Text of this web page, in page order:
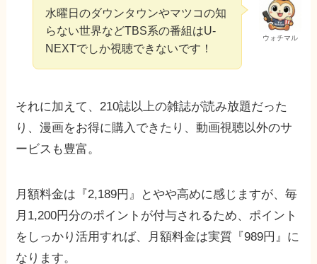
ウォチマル
水曜日のダウンタウンやマツコの知
らない世界などTBS系の番組はU-
NEXTでしか視聴できないです！
それに加えて、210誌以上の雑誌が読み放題だった
り、漫画をお得に購入できたり、動画視聴以外のサ
ービスも豊富。
月額料金は『2,189円』とやや高めに感じますが、毎
月1,200円分のポイントが付与されるため、ポイント
をしっかり活用すれば、月額料金は実質『989円』に
なります。